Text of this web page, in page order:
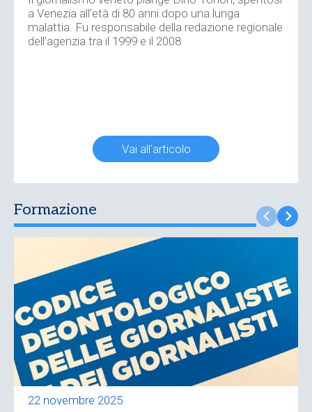
a Venezia all’età di 80 anni dopo una lunga
malattia. Fu responsabile della redazione regionale
dell’agenzia tra il 1999 e il 2008
Vai all'articolo
Formazione
22 novembre 2025